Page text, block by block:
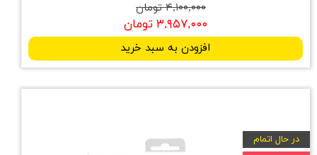
۴,۱۰۰,۰۰۰ تومان
۳,۹۵۷,۰۰۰ تومان
افزودن به سبد خرید
در حال اتمام